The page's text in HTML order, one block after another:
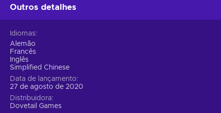
Outros detalhes
Idiomas
Alemão
Francês
Inglês
Simplified Chinese
Data de lançamento
27 de agosto de 2020
Distribuidora
Dovetail Games